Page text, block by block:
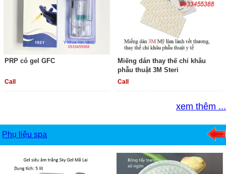
PRP có gel GFC
Call
Miếng dán thay thế chỉ khâu
phẫu thuật 3M Steri
Call
xem thêm ...
Phụ liệu spa